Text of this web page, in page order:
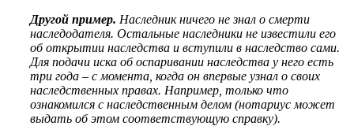
Другой пример. Наследник ничего не знал о смерти
наследодателя. Остальные наследники не известили его
об открытии наследства и вступили в наследство сами.
Для подачи иска об оспаривании наследства у него есть
три года – с момента, когда он впервые узнал о своих
наследственных правах. Например, только что
ознакомился с наследственным делом (нотариус может
выдать об этом соответствующую справку).